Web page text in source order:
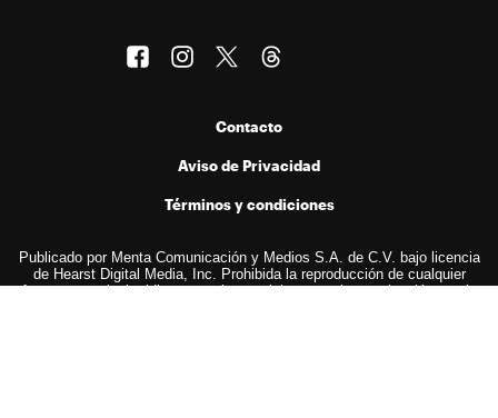
Contacto
Aviso de Privacidad
Términos y condiciones
Publicado por Menta Comunicación y Medios S.A. de C.V. bajo licencia
de Hearst Digital Media, Inc. Prohibida la reproducción de cualquier
forma en cualquier idioma, total o parcialmente, sin autorización previa